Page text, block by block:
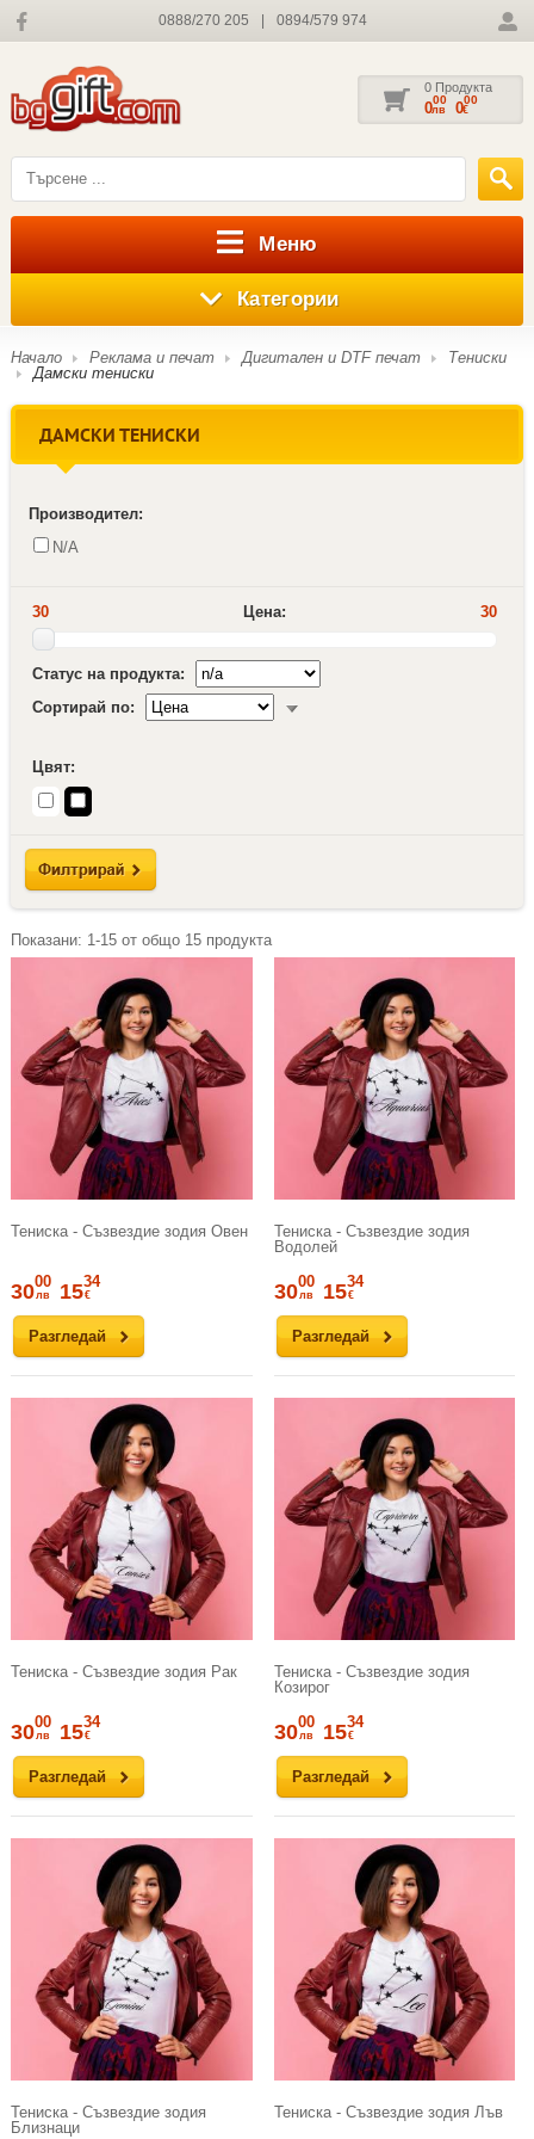
0888/270 205 0894/579 974
0 Продукта
000
лв 000
€
Меню
Категории
Начало Реклама и печат Дигитален и DTF печат
Тениски
Дамски тениски
ДАМСКИ ТЕНИСКИ
Производител:
N/A
30 Цена: 30
Статус на продукта:
Сортирай по:
Цвят:
Показани: 1-15от общо 15продукта
Тениска - Съзвездие зодия Овен
Разгледай
3000
лв 1534
€
Тениска - Съзвездие зодия
Водолей
Разгледай
3000
лв 1534
€
Тениска - Съзвездие зодия Рак
Разгледай
3000
лв 1534
€
Тениска - Съзвездие зодия
Козирог
Разгледай
3000
лв 1534
€
Тениска - Съзвездие зодия
Близнаци
Тениска - Съзвездие зодия Лъв